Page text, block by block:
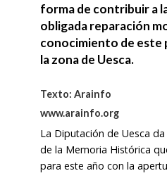
forma de contribuir a
obligada reparación
conocimiento de este
la zona de Uesca.
Texto: Arainfo
www.arainfo.org
La Diputación de Uesca
de la Memoria Histórica
para este año con la